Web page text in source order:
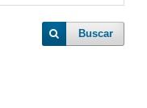
Buscar